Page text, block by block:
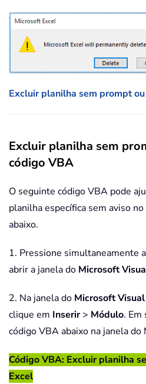
Excluir planilha sem prompt
Excluir planilha sem
código VBA
O seguinte código VBA pode
planilha específica sem aviso
abaixo.
1. Pressione simultaneamente
abrir a janela do Microsoft
2. Na janela do Microsoft
clique em Inserir> Módulo. Em
código VBA abaixo na janela do
Código VBA: Excluir planilha
Excel